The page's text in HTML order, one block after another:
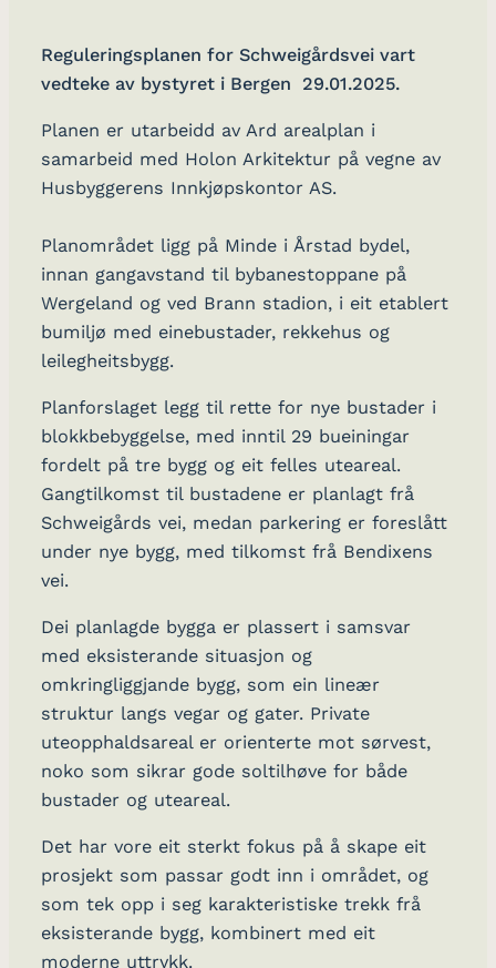
Reguleringsplanen for Schweigårdsvei vart
vedteke av bystyret i Bergen 29.01.2025.
Planen er utarbeidd av Ard arealplan i
samarbeid med Holon Arkitektur på vegne av
Husbyggerens Innkjøpskontor AS.
Planområdet ligg på Minde i Årstad bydel,
innan gangavstand til bybanestoppane på
Wergeland og ved Brann stadion, i eit etablert
bumiljø med einebustader, rekkehus og
leilegheitsbygg.
Planforslaget legg til rette for nye bustader i
blokkbebyggelse, med inntil 29 bueiningar
fordelt på tre bygg og eit felles uteareal.
Gangtilkomst til bustadene er planlagt frå
Schweigårds vei, medan parkering er foreslått
under nye bygg, med tilkomst frå Bendixens
vei.
Dei planlagde bygga er plassert i samsvar
med eksisterande situasjon og
omkringliggjande bygg, som ein lineær
struktur langs vegar og gater. Private
uteopphaldsareal er orienterte mot sørvest,
noko som sikrar gode soltilhøve for både
bustader og uteareal.
Det har vore eit sterkt fokus på å skape eit
prosjekt som passar godt inn i området, og
som tek opp i seg karakteristiske trekk frå
eksisterande bygg, kombinert med eit
moderne uttrykk.